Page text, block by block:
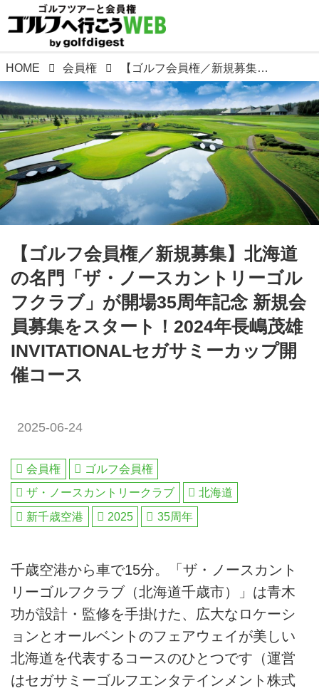
HOME 会員権 【ゴルフ会員権／新規募集】北海道の名門「ザ・ノースカントリーゴルフクラブ」が開場35周年記念 新規会員募集をスタート！2024年長嶋茂雄INVITATIONALセガサミーカップ開催コース
【ゴルフ会員権／新規募集】北海道
の名門「ザ・ノースカントリーゴル
フクラブ」が開場35周年記念 新規会
員募集をスタート！2024年長嶋茂雄
INVITATIONALセガサミーカップ開
催コース
2025-06-24
会員権
ゴルフ会員権
ザ・ノースカントリークラブ
北海道
新千歳空港
2025 35周年
千歳空港から車で15分。「ザ・ノースカント
リーゴルフクラブ（北海道千歳市）」は青木
功が設計・監修を手掛けた、広大なロケーシ
ョンとオールベントのフェアウェイが美しい
北海道を代表するコースのひとつです（運営
はセガサミーゴルフエンタテインメント株式